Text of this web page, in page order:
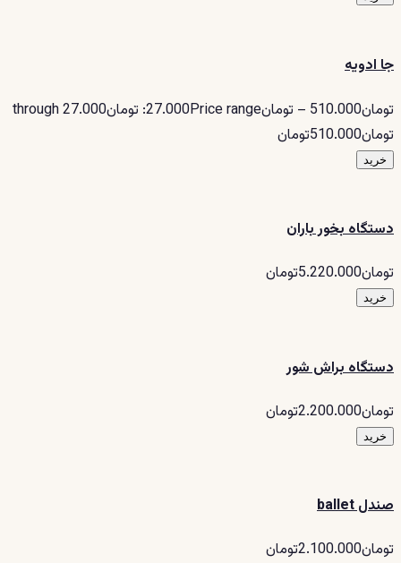
جا ادویه
تومان510.000 – تومان27.000Price range: تومان27.000 through
تومان510.000تومان
خرید
دستگاه بخور باران
تومان5.220.000تومان
خرید
دستگاه براش شور
تومان2.200.000تومان
خرید
صندل ballet
تومان2.100.000تومان